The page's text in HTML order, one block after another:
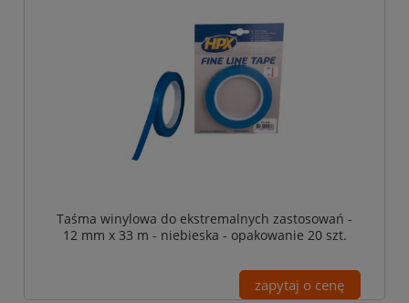
Taśma winylowa do ekstremalnych zastosowań -
12 mm x 33 m - niebieska - opakowanie 20 szt.
zapytaj o cenę